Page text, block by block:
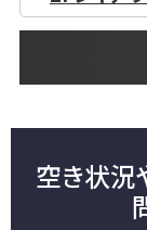
空き状況